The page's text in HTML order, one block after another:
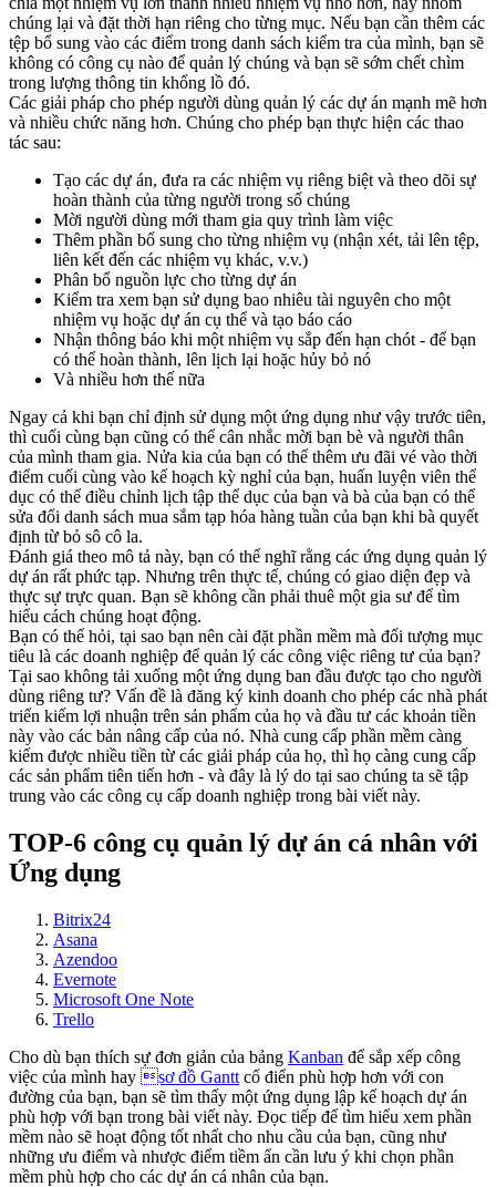
chúng lại và đặt thời hạn riêng cho từng mục. Nếu bạn cần thêm các
tệp bổ sung vào các điểm trong danh sách kiểm tra của mình, bạn sẽ
không có công cụ nào để quản lý chúng và bạn sẽ sớm chết chìm
trong lượng thông tin khổng lồ đó.
Các giải pháp cho phép người dùng quản lý các dự án mạnh mẽ hơn
và nhiều chức năng hơn. Chúng cho phép bạn thực hiện các thao
tác sau:
Tạo các dự án, đưa ra các nhiệm vụ riêng biệt và theo dõi sự
hoàn thành của từng người trong số chúng
Mời người dùng mới tham gia quy trình làm việc
Thêm phần bổ sung cho từng nhiệm vụ (nhận xét, tải lên tệp,
liên kết đến các nhiệm vụ khác, v.v.)
Phân bổ nguồn lực cho từng dự án
Kiểm tra xem bạn sử dụng bao nhiêu tài nguyên cho một
nhiệm vụ hoặc dự án cụ thể và tạo báo cáo
Nhận thông báo khi một nhiệm vụ sắp đến hạn chót - để bạn
có thể hoàn thành, lên lịch lại hoặc hủy bỏ nó
Và nhiều hơn thế nữa
Ngay cả khi bạn chỉ định sử dụng một ứng dụng như vậy trước tiên,
thì cuối cùng bạn cũng có thể cân nhắc mời bạn bè và người thân
của mình tham gia. Nửa kia của bạn có thể thêm ưu đãi vé vào thời
điểm cuối cùng vào kế hoạch kỳ nghỉ của bạn, huấn luyện viên thể
dục có thể điều chỉnh lịch tập thể dục của bạn và bà của bạn có thể
sửa đổi danh sách mua sắm tạp hóa hàng tuần của bạn khi bà quyết
định từ bỏ sô cô la.
Đánh giá theo mô tả này, bạn có thể nghĩ rằng các ứng dụng quản lý
dự án rất phức tạp. Nhưng trên thực tế, chúng có giao diện đẹp và
thực sự trực quan. Bạn sẽ không cần phải thuê một gia sư để tìm
hiểu cách chúng hoạt động.
Bạn có thể hỏi, tại sao bạn nên cài đặt phần mềm mà đối tượng mục
tiêu là các doanh nghiệp để quản lý các công việc riêng tư của bạn?
Tại sao không tải xuống một ứng dụng ban đầu được tạo cho người
dùng riêng tư? Vấn đề là đăng ký kinh doanh cho phép các nhà phát
triển kiếm lợi nhuận trên sản phẩm của họ và đầu tư các khoản tiền
này vào các bản nâng cấp của nó. Nhà cung cấp phần mềm càng
kiếm được nhiều tiền từ các giải pháp của họ, thì họ càng cung cấp
các sản phẩm tiên tiến hơn - và đây là lý do tại sao chúng ta sẽ tập
trung vào các công cụ cấp doanh nghiệp trong bài viết này.
TOP-6 công cụ quản lý dự án cá nhân với
Ứng dụng
Bitrix24
Asana
Azendoo
Evernote
Microsoft One Note
Trello
Cho dù bạn thích sự đơn giản của bảng Kanban để sắp xếp công
việc của mình hay sơ đồ Gantt cổ điển phù hợp hơn với con
đường của bạn, bạn sẽ tìm thấy một ứng dụng lập kế hoạch dự án
phù hợp với bạn trong bài viết này. Đọc tiếp để tìm hiểu xem phần
mềm nào sẽ hoạt động tốt nhất cho nhu cầu của bạn, cũng như
những ưu điểm và nhược điểm tiềm ẩn cần lưu ý khi chọn phần
mềm phù hợp cho các dự án cá nhân của bạn.